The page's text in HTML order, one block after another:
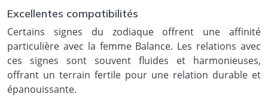
Excellentes compatibilités
Certains signes du zodiaque offrent une affinité
particulière avec la femme Balance. Les relations avec
ces signes sont souvent fluides et harmonieuses,
offrant un terrain fertile pour une relation durable et
épanouissante.